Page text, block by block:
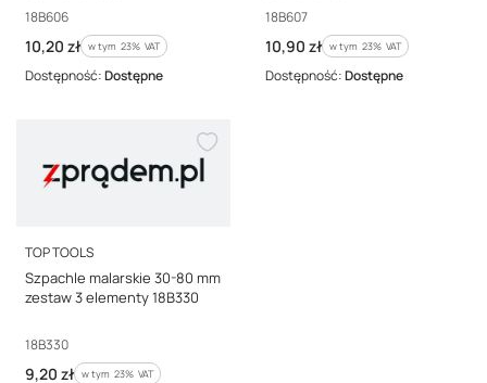
Kod producenta
18B606
Cena brutto
10,20 zł w tym %s VAT
w tym 23% VAT
Dostępność:Dostępne
Kod producenta
18B607
Cena brutto
10,90 zł w tym %s VAT
w tym 23% VAT
Dostępność:Dostępne
PRODUCENT
TOP TOOLS
Szpachle malarskie 30-80 mm
zestaw 3 elementy 18B330
Kod producenta
18B330
Cena brutto
9,20 zł w tym %s VAT
w tym 23% VAT